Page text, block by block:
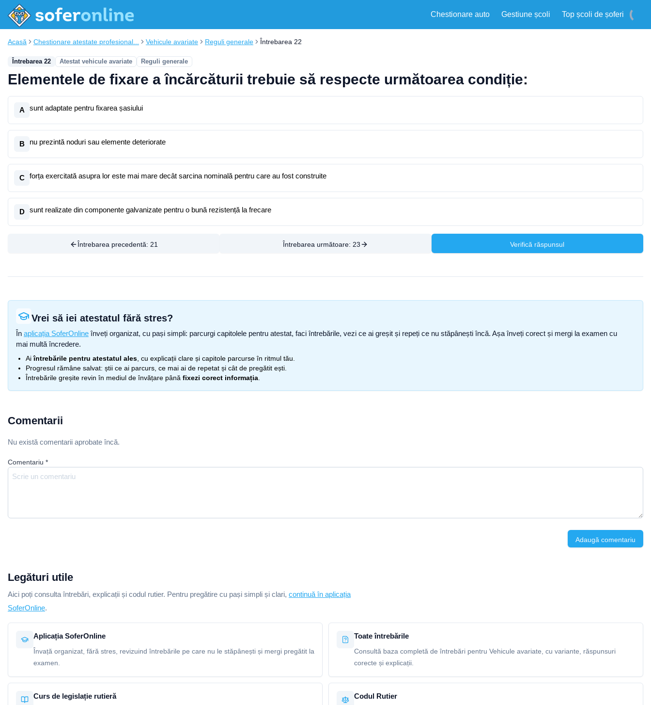
Chestionare auto Gestiune școli Top școli de șoferi
Acasă Chestionare atestate profesional... Vehicule avariate Reguli generale Întrebarea 22
Întrebarea 22 Atestat vehicule avariate Reguli generale
Elementele de fixare a încărcăturii trebuie să respecte următoarea condiție:
A sunt adaptate pentru fixarea șasiului
B nu prezintă noduri sau elemente deteriorate
C forța exercitată asupra lor este mai mare decât sarcina nominală pentru care au fost construite
D sunt realizate din componente galvanizate pentru o bună rezistență la frecare
Întrebarea precedentă: 21 Întrebarea următoare: 23 Verifică răspunsul
Vrei să iei atestatul fără stres?
În aplicația SoferOnline înveți organizat, cu pași simpli: parcurgi capitolele pentru atestat, faci întrebările, vezi ce ai greșit și repeți ce nu stăpânești încă. Așa înveți corect și mergi la examen cu
mai multă încredere.
Aiîntrebările pentru atestatul ales , cu explicații clare și capitole parcurse în ritmul tău.
Progresul rămâne salvat: știi ce ai parcurs, ce mai ai de repetat și cât de pregătit ești.
Întrebările greșite revin în mediul de învățare până fixezi corect informația
Comentarii
Nu există comentarii aprobate încă.
Comentariu *
Adaugă comentariu
Legături utile
Aici poți consulta întrebări, explicații și codul rutier. Pentru pregătire cu pași simpli și clari, continuă în aplicația
SoferOnline.
Aplicația SoferOnline
Învață organizat, fără stres, revizuind întrebările pe care nu le stăpânești și mergi pregătit la
examen.
Toate întrebările
Consultă baza completă de întrebări pentru Vehicule avariate, cu variante, răspunsuri
corecte și explicații.
Curs de legislație rutieră Codul Rutier